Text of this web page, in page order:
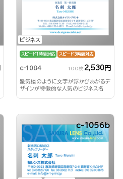
ビジネス
スピード1時間対応 スピード3時間対応
c-1084 100枚 2,530円
蜃気楼のように文字が浮かびあがるデ
ザインが特徴的な人気のビジネス名
c-1056b